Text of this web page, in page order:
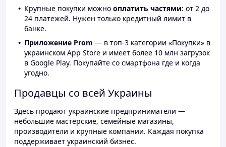
Крупные покупки можно оплатить частями: от 2 до
24 платежей. Нужен только кредитный лимит в
банке.
Приложение Prom — в топ-3 категории «Покупки» в
украинском App Store и имеет более 10 млн загрузок
в Google Play. Покупайте со смартфона где и когда
угодно.
Продавцы со всей Украины
Здесь продают украинские предприниматели —
небольшие мастерские, семейные магазины,
производители и крупные компании. Каждая покупка
поддерживает украинский бизнес.